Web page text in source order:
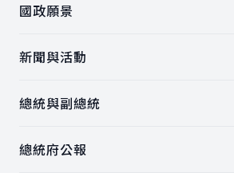
國政願景
新聞與活動
總統與副總統
總統府公報